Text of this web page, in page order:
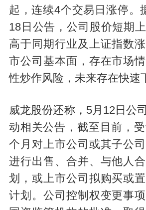
起，连续4个交易日涨停。
18日公告，公司股价短期
高于同期行业及上证指数
市公司基本面，存在市场
性炒作风险，未来存在快速
威龙股份还称，5月12日公
动相关公告，截至目前，
个月对上市公司或其子公
进行出售、合并、与他人
划，或上市公司拟购买或
计划。公司控制权变更事